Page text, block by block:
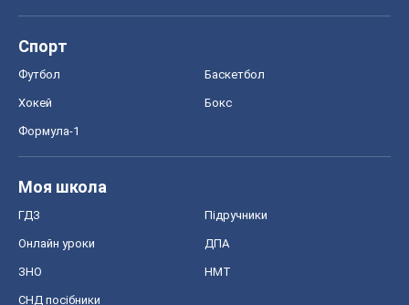
Спорт
Футбол Баскетбол
Хокей Бокс
Формула-1
Моя школа
ГДЗ Підручники
Онлайн уроки ДПА
ЗНО НМТ
СНД посібники